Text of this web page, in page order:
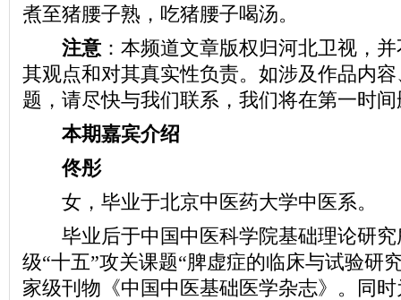
煮至猪腰子熟，吃猪腰子喝汤。
注意 ：本频道文章版权归河北卫视，
其观点和对其真实性负责。如涉及作品内
题，请尽快与我们联系，我们将在第一时
本期嘉宾介绍
佟彤
女，毕业于北京中医药大学中医系。
毕业后于中国中医科学院基础理论研究
级“十五”攻关课题“脾虚症的临床与试验研
家级刊物《中国中医基础医学杂志》。同